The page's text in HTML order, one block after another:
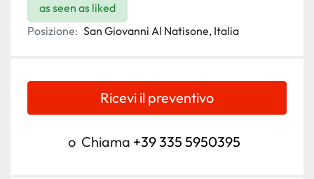
as seen as liked
Posizione: San Giovanni Al Natisone, Italia
Ricevi il preventivo
o Chiama +39 335 5950395